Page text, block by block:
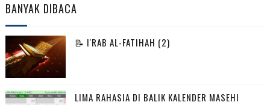
BANYAK DIBACA
📝 I'RAB AL-FATIHAH (2)
LIMA RAHASIA DI BALIK KALENDER MASEHI